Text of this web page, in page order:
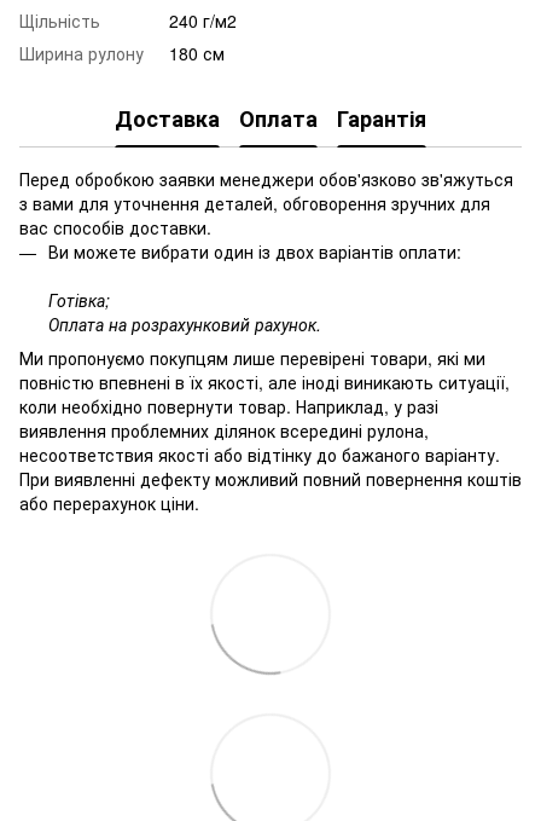
Щільність
240 г/м2
Ширина рулону
180 см
Доставка Оплата Гарантія
Перед обробкою заявки менеджери обов'язково зв'яжуться
з вами для уточнення деталей, обговорення зручних для
вас способів доставки.
Ви можете вибрати один із двох варіантів оплати:
Готівка;
Оплата на розрахунковий рахунок.
Ми пропонуємо покупцям лише перевірені товари, які ми
повністю впевнені в їх якості, але іноді виникають ситуації,
коли необхідно повернути товар. Наприклад, у разі
виявлення проблемних ділянок всередині рулона,
несоответствия якості або відтінку до бажаного варіанту.
При виявленні дефекту можливий повний повернення коштів
або перерахунок ціни.